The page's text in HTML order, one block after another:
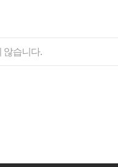
않습니다.